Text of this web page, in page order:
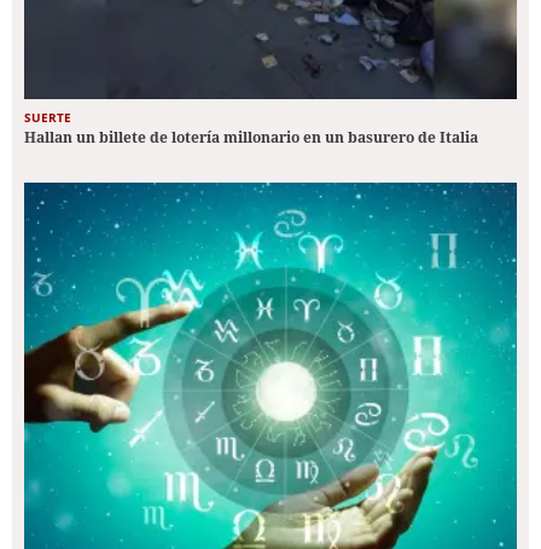
SUERTE
Hallan un billete de lotería millonario en un basurero de Italia